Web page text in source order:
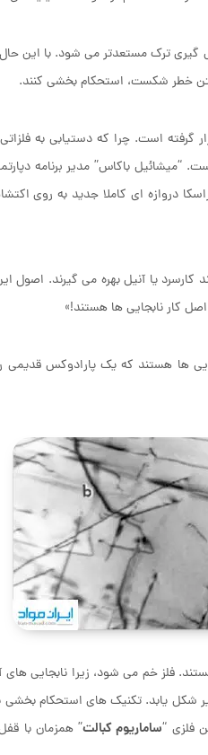
گیری ترک مستعدتر می شود. با این
خطر شکست، استحکام بخشی کنند.
گرفته است. چرا که دستیابی به
باکاس” مدیر برنامه
دروازه ای کاملا جدید به روی
کارسرد یا آنیل بهره می گیرند.
کار نابجایی ها هستند!»
ها هستند که یک پارادوکس
فلز خم می شود، زیرا نابجایی های
شکل یابد. تکنیک های استحکام بخشی
فلزی “ساماریوم کبالت” همزمان با